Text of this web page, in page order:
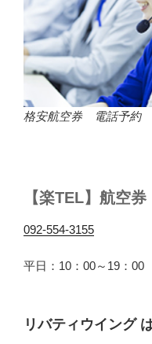
格安航空券 電話予約
【楽TEL】航空
092-554-3155
平日：10：00～19：
リバティウイング